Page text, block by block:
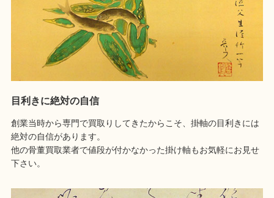
目利きに絶対の自信
創業当時から専門で買取りしてきたからこそ、掛軸の目利きには
絶対の自信があります。
他の骨董買取業者で値段が付かなかった掛け軸もお気軽にお見せ
下さい。